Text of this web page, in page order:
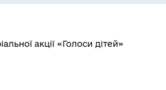
акції «Голоси дітей»